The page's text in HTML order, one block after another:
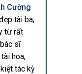
Cường
tài ba,
từ rất
sĩ
hoa,
tác kỳ